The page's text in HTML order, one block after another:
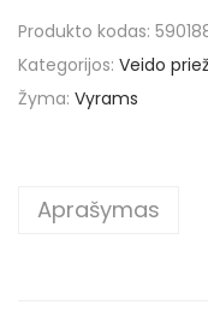
Produkto kodas:
Kategorijos: Veido
Žyma: Vyrams
Aprašymas